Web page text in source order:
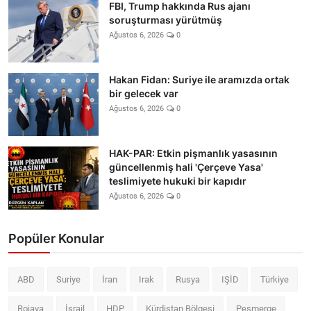
FBI, Trump hakkında Rus ajanı
soruşturması yürütmüş
Ağustos 6, 2026 0
Hakan Fidan: Suriye ile aramızda ortak
bir gelecek var
Ağustos 6, 2026 0
HAK-PAR: Etkin pişmanlık yasasının
güncellenmiş hali 'Çerçeve Yasa'
teslimiyete hukuki bir kapıdır
Ağustos 6, 2026 0
Popüler Konular
ABD Suriye İran Irak Rusya IŞİD Türkiye
Rojava İsrail HDP Kürdistan Bölgesi Peşmerge